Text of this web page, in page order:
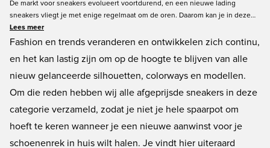
De markt voor sneakers evolueert voortdurend, en een nieuwe lading
sneakers vliegt je met enige regelmaat om de oren. Daarom kan je in deze
categorie op zoek gaan naar een ideale deal. Sneakers hebben altijd een
sterke aantrekkingskracht, maar afgeprijsde sneakers zijn nog moeilijker te
voor een goede deal wilt scoren, ben je bij Unisport aan het juiste adres.
Lees meer
Fashion en trends veranderen en ontwikkelen zich continu,
en het kan lastig zijn om op de hoogte te blijven van alle
nieuw gelanceerde silhouetten, colorways en modellen.
Om die reden hebben wij alle afgeprijsde sneakers in deze
categorie verzameld, zodat je niet je hele spaarpot om
hoeft te keren wanneer je een nieuwe aanwinst voor je
schoenenrek in huis wilt halen. Je vindt hier uiteraard